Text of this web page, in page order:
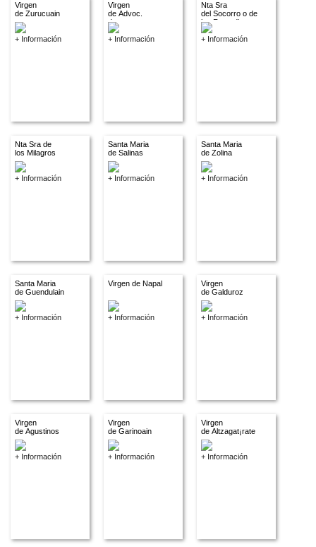
Virgen
de Zurucuain
+ Información
Virgen
de Advoc.
descon.
+ Información
Nta Sra
del Socorro o de
los Remedios
+ Información
Nta Sra de
los Milagros
+ Información
Santa Maria
de Salinas
+ Información
Santa Maria
de Zolina
+ Información
Santa Maria
de Guendulain
+ Información
Virgen de Napal
+ Información
Virgen
de Galduroz
+ Información
Virgen
de Agustinos
+ Información
Virgen
de Garinoain
+ Información
Virgen
de Altzagat¡rate
+ Información